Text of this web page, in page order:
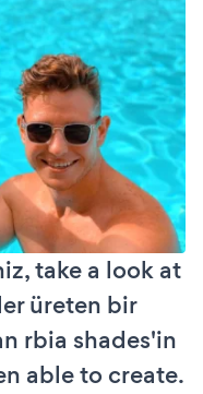
take a look at
üreten bir
rbia shades'in
able to create.